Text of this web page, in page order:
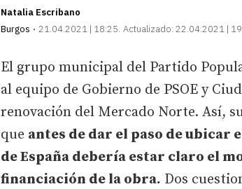
Natalia Escribano
Burgos
21.04.2021 | 18:25 Actualizado: 22.04.2021 |
El grupo municipal del Partido
al equipo de Gobierno de PSOE y
renovación del Mercado Norte. Así,
que antes de dar el paso de ubicar
de España debería estar claro el
financiación de la obra. Dos